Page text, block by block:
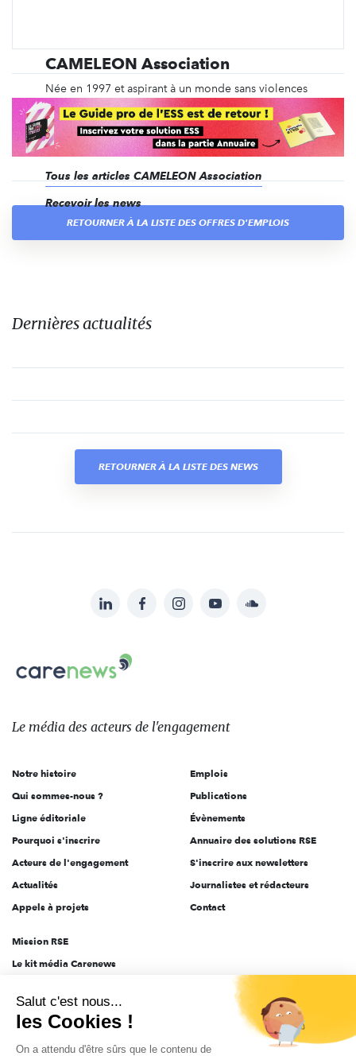
CAMELEON Association
Née en 1997 et aspirant à un monde sans violences
sexuelles, CAMELEON développe une approche
globale pour agir sur les causes et les effets des
violences sexuelles à l'égard des enfants et des
adolescents.
Tous les articles CAMELEON Association
Recevoir les news
RETOURNER À LA LISTE DES OFFRES D'EMPLOIS
Dernières actualités
RETOURNER À LA LISTE DES NEWS
sur:
LinkedInFacebookInstagramYouTubeSoundcloud
Le
des
l'engagement
Le média des acteurs de l'engagement
Notre histoire
Qui sommes-nous ?
Ligne éditoriale
Pourquoi s'inscrire
Acteurs de l'engagement
Actualités
Appels à projets
Emplois
Publications
Évènements
Annuaire des solutions RSE
S'inscrire aux newsletters
Journalistes et rédacteurs
Contact
Mission RSE
Le kit média Carenews
AEF info
Novethic
PRODURABLE
Salut c'est nous...
les Cookies !
On a attendu d'être sûrs que le contenu de